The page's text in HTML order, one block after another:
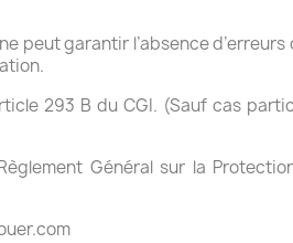
garantir l’absence d’erreurs
293 B du CGI. (Sauf cas
Général sur la